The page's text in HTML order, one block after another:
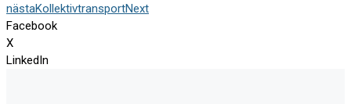
nästaKollektivtransportNext
Facebook
X
LinkedIn